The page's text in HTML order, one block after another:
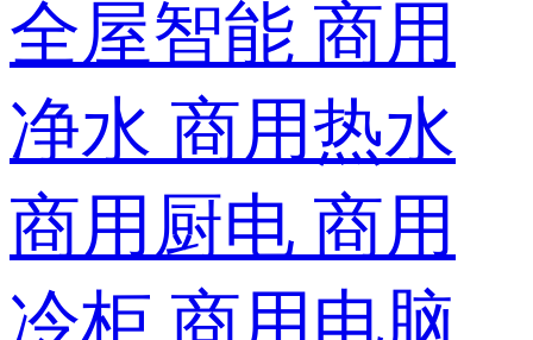
全屋智能 商用
净水 商用热水
商用厨电 商用
冷柜 商用电脑